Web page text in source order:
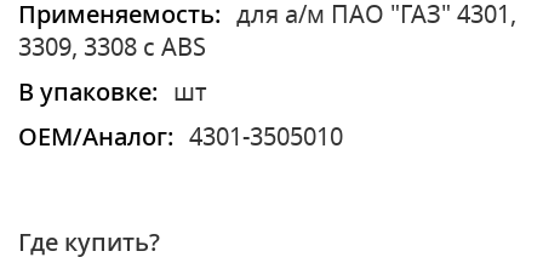
Применяемость:
для а/м ПАО "ГАЗ" 4301,
3309, 3308 с ABS
В упаковке:
шт
OEM/Аналог:
4301-3505010
Где купить?